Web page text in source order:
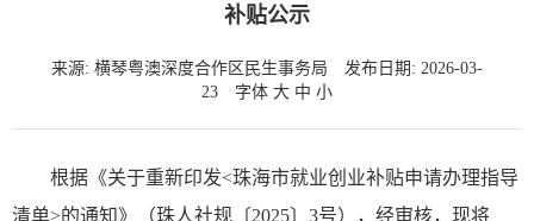
补贴公示
来源: 横琴粤澳深度合作区民生事务局
发布日期: 2026-03-
23
字体 大 中 小
根据《关于重新印发<珠海市就业创业补贴申请办理指导
清单>的通知》（珠人社规〔2025〕3号），经审核，现将